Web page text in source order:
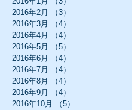
2016年2月
（3）
2016年3月
（4）
2016年4月
（4）
2016年5月
（5）
2016年6月
（4）
2016年7月
（4）
2016年8月
（4）
2016年9月
（4）
2016年10月
（5）